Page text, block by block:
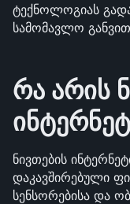
ტექნოლოგიას
სამომავლო
რა არის
ნივთების
დაკავშირებული
სენსორებისა და